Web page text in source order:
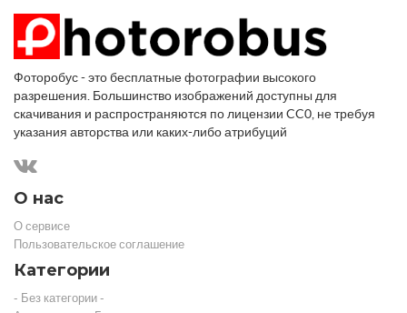
Фоторобус - это бесплатные фотографии высокого
разрешения. Большинство изображений доступны для
скачивания и распространяются по лицензии CC0, не требуя
указания авторства или каких-либо атрибуций
О нас
О сервисе
Пользовательское соглашение
Категории
- Без категории -